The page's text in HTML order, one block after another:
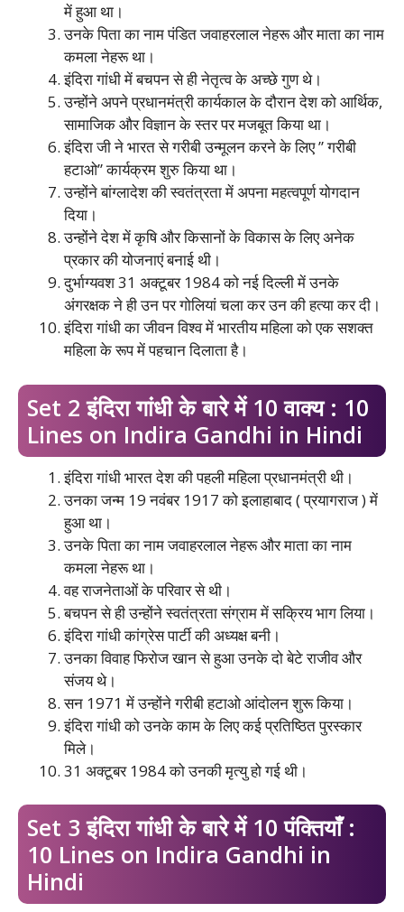
में हुआ था।
उनके पिता का नाम पंडित जवाहरलाल नेहरू और माता का नाम
कमला नेहरू था।
इंदिरा गांधी में बचपन से ही नेतृत्व के अच्छे गुण थे।
उन्होंने अपने प्रधानमंत्री कार्यकाल के दौरान देश को आर्थिक,
सामाजिक और विज्ञान के स्तर पर मजबूत किया था।
इंदिरा जी ने भारत से गरीबी उन्मूलन करने के लिए ” गरीबी
हटाओ” कार्यक्रम शुरु किया था।
उन्होंने बांग्लादेश की स्वतंत्रता में अपना महत्वपूर्ण योगदान
दिया।
उन्होंने देश में कृषि और किसानों के विकास के लिए अनेक
प्रकार की योजनाएं बनाई थी।
दुर्भाग्यवश 31 अक्टूबर 1984 को नई दिल्ली में उनके
अंगरक्षक ने ही उन पर गोलियां चला कर उन की हत्या कर दी।
इंदिरा गांधी का जीवन विश्व में भारतीय महिला को एक सशक्त
महिला के रूप में पहचान दिलाता है।
Set 2 इंदिरा गांधी के बारे में 10 वाक्य : 10
Lines on Indira Gandhi in Hindi
इंदिरा गांधी भारत देश की पहली महिला प्रधानमंत्री थी।
उनका जन्म 19 नवंबर 1917 को इलाहाबाद ( प्रयागराज ) में
हुआ था।
उनके पिता का नाम जवाहरलाल नेहरू और माता का नाम
कमला नेहरू था।
वह राजनेताओं के परिवार से थी।
बचपन से ही उन्होंने स्वतंत्रता संग्राम में सक्रिय भाग लिया।
इंदिरा गांधी कांग्रेस पार्टी की अध्यक्ष बनी।
उनका विवाह फिरोज खान से हुआ उनके दो बेटे राजीव और
संजय थे।
सन 1971 में उन्होंने गरीबी हटाओ आंदोलन शुरू किया।
इंदिरा गांधी को उनके काम के लिए कई प्रतिष्ठित पुरस्कार
मिले।
31 अक्टूबर 1984 को उनकी मृत्यु हो गई थी।
Set 3 इंदिरा गांधी के बारे में 10 पंक्तियाँ :
10 Lines on Indira Gandhi in
Hindi